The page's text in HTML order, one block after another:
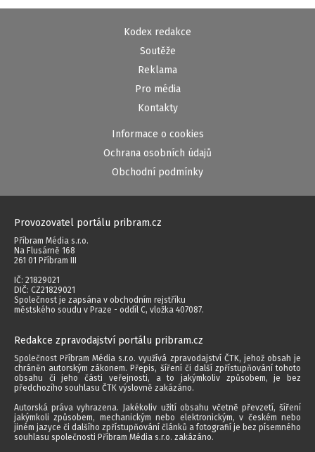
Kodex redakce
Soutěže
Reklama
Pro média
Kontakty
Informace o cookies
Ochrana osobních údajů
Obchodní podmínky
Provozovatel portálu pribram.cz
Příbram Média s.r.o.
Na Flusárně 168
261 01 Příbram III
IČ: 21829021
DIČ: CZ21829021
Společnost je zapsána v obchodním rejstříku
městského soudu v Praze - oddíl C, vložka 407087.
Redakce zpravodajství portálu pribram.cz
Společnost Příbram Média s.r.o. využívá zpravodajství ČTK, jehož obsah je
chráněn autorským zákonem. Přepis, šíření či další zpřístupňování tohoto
obsahu či jeho části veřejnosti, a to jakýmkoliv způsobem, je bez
předchozího souhlasu ČTK výslovně zakázáno.
Autorská práva vyhrazena. Jakékoliv užití obsahu včetně převzetí, šíření
jakýmkoli způsobem, mechanickým nebo elektronickým, v českém nebo
jiném jazyce či dalšího zpřístupňování článků a fotografií je bez písemného
souhlasu společnosti Příbram Média s.r.o. zakázáno.